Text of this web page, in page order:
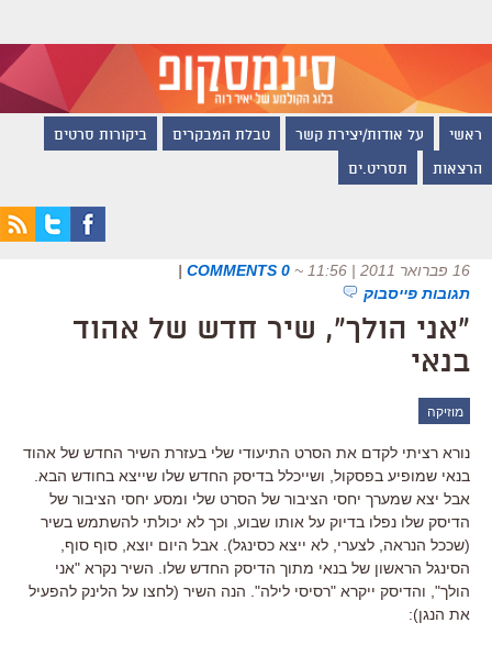
ראשי על אודות/יצירת קשר טבלת המבקרים ביקורות סרטים
הרצאות תסריט.ים
16 פברואר 2011 | 11:56 ~
0 COMMENTS
|
תגובות פייסבוק
"אני הולך", שיר חדש של אהוד
בנאי
מוזיקה
נורא רציתי לקדם את הסרט התיעודי שלי בעזרת השיר החדש של אהוד
בנאי שמופיע בפסקול, ושייכלל בדיסק החדש שלו שייצא בחודש הבא.
אבל יצא שמערך יחסי הציבור של הסרט שלי ומסע יחסי הציבור של
הדיסק שלו נפלו בדיוק על אותו שבוע, וכך לא יכולתי להשתמש בשיר
(שככל הנראה, לצערי, לא ייצא כסינגל). אבל היום יוצא, סוף סוף,
הסינגל הראשון של בנאי מתוך הדיסק החדש שלו. השיר נקרא "אני
הולך", והדיסק ייקרא "רסיסי לילה". הנה השיר (לחצו על הלינק להפעיל
את הנגן):